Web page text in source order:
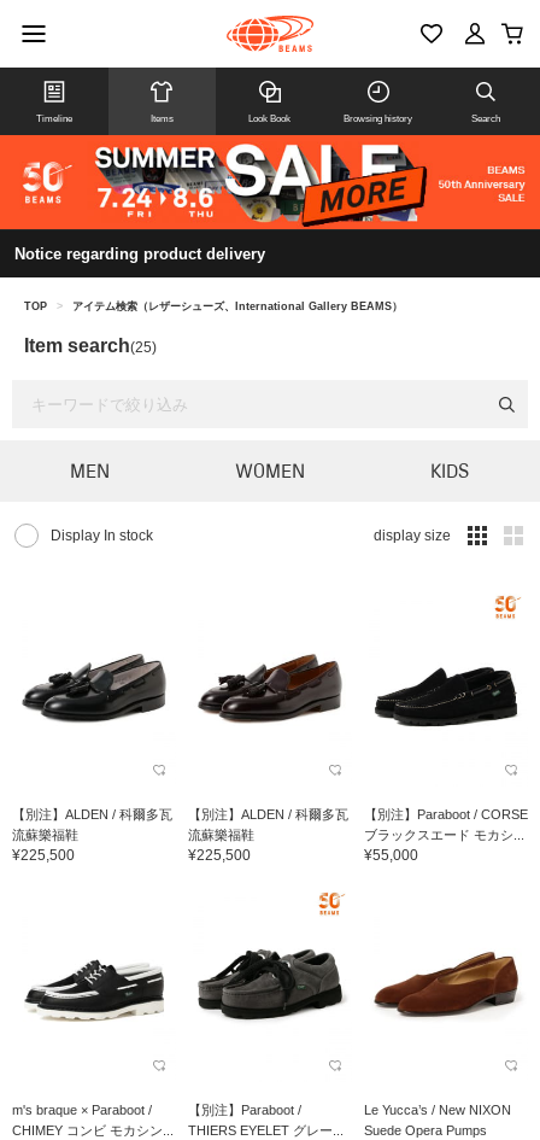
Timeline Items Look Book Browsing history Search
Notice regarding product delivery
TOP > アイテム検索（レザーシューズ、International Gallery BEAMS）
Item search(25)
MEN WOMEN KIDS
Display In stock display size
【別注】ALDEN / 科爾多瓦
流蘇樂福鞋
¥225,500
【別注】ALDEN / 科爾多瓦
流蘇樂福鞋
¥225,500
【別注】Paraboot / CORSE
ブラックスエード モカシ...
¥55,000
m's braque × Paraboot /
CHIMEY コンビ モカシン...
【別注】Paraboot /
THIERS EYELET グレー...
Le Yucca’s / New NIXON
Suede Opera Pumps